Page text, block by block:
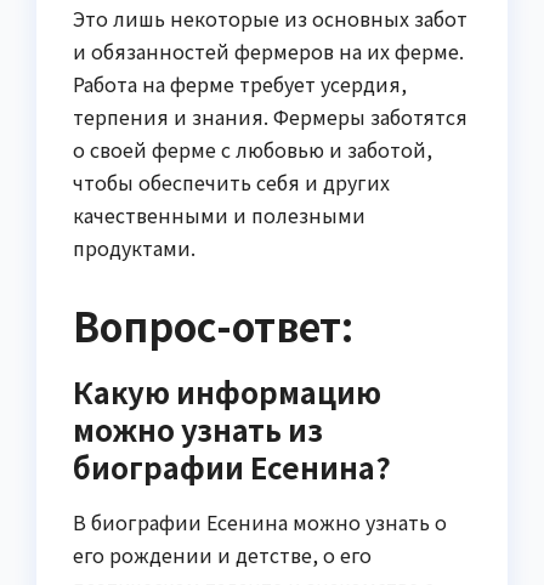
Это лишь некоторые из основных забот
и обязанностей фермеров на их ферме.
Работа на ферме требует усердия,
терпения и знания. Фермеры заботятся
о своей ферме с любовью и заботой,
чтобы обеспечить себя и других
качественными и полезными
продуктами.
Вопрос-ответ:
Какую информацию
можно узнать из
биографии Есенина?
В биографии Есенина можно узнать о
его рождении и детстве, о его